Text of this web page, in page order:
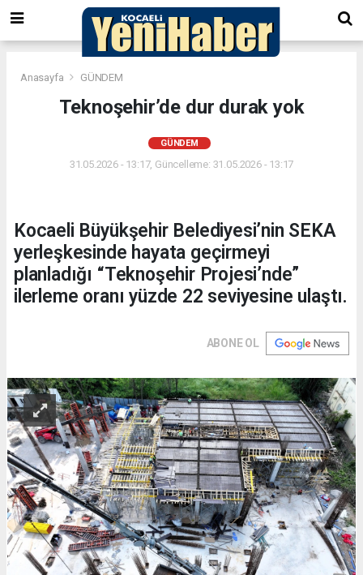
Anasayfa GÜNDEM
Teknoşehir’de dur durak yok
GÜNDEM
31.05.2026 - 13:17, Güncelleme: 31.05.2026 - 13:17
Kocaeli Büyükşehir Belediyesi’nin SEKA
yerleşkesinde hayata geçirmeyi
planladığı “Teknoşehir Projesi’nde”
ilerleme oranı yüzde 22 seviyesine ulaştı.
ABONE OL